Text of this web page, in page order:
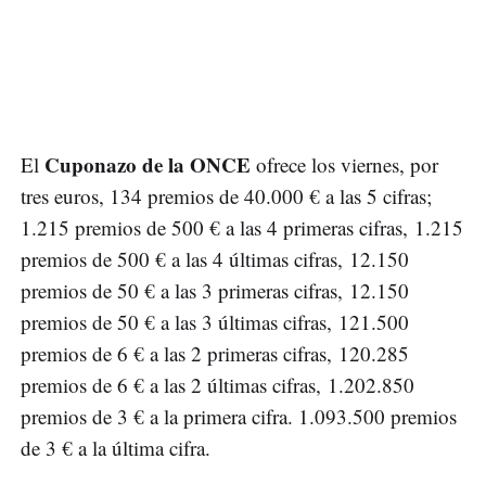
El Cuponazo de la ONCE ofrece los viernes, por
tres euros, 134 premios de 40.000 € a las 5 cifras;
1.215 premios de 500 € a las 4 primeras cifras, 1.215
premios de 500 € a las 4 últimas cifras, 12.150
premios de 50 € a las 3 primeras cifras, 12.150
premios de 50 € a las 3 últimas cifras, 121.500
premios de 6 € a las 2 primeras cifras, 120.285
premios de 6 € a las 2 últimas cifras, 1.202.850
premios de 3 € a la primera cifra. 1.093.500 premios
de 3 € a la última cifra.